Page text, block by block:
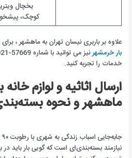
یخچال
کوچک،
علاوه بر باربری نیسان تهران به ماهشهر ، برای
بار خرمشهر
خدمات را تجربه کنید.
ارسال اثاثیه و لوازم
ماهشهر و نحوه
نیازمند بسته‌بندی‌ای است که گویی بار باید در